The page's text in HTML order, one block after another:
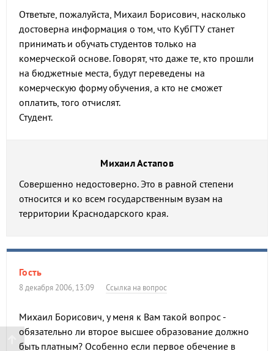
Ответьте, пожалуйста, Михаил Борисович, насколько
достоверна информация о том, что КубГТУ станет
принимать и обучать студентов только на
комерческой основе. Говорят, что даже те, кто прошли
на бюджетные места, будут переведены на
комерческую форму обучения, а кто не сможет
оплатить, того отчислят.
Студент.
Михаил Астапов
Совершенно недостоверно. Это в равной степени
относится и ко всем государственным вузам на
территории Краснодарского края.
Гость
8 декабря 2006, 13:09 Ссылка на вопрос
Михаил Борисович, у меня к Вам такой вопрос -
обязательно ли второе высшее образование должно
быть платным? Особенно если первое обeчение в